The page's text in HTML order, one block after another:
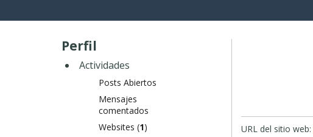
Perfil
Actividades
Posts Abiertos
Mensajes
comentados
Websites (1)
URL del sitio web: